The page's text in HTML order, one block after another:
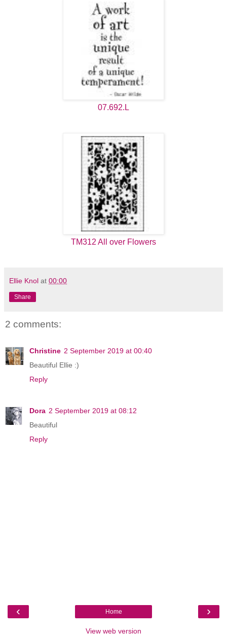
07.692.L
TM312 All over Flowers
Ellie Knol at 00:00
Share
2 comments:
Christine 2 September 2019 at 00:40
Beautiful Ellie :)
Reply
Dora 2 September 2019 at 08:12
Beautiful
Reply
‹ ›
Home
View web version